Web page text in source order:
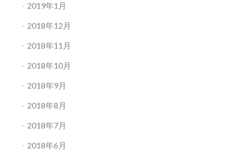
2019年1月
2018年12月
2018年11月
2018年10月
2018年9月
2018年8月
2018年7月
2018年6月